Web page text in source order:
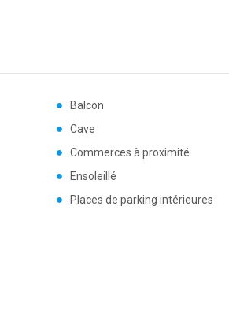
Balcon
Cave
Commerces à proximité
Ensoleillé
Places de parking intérieures